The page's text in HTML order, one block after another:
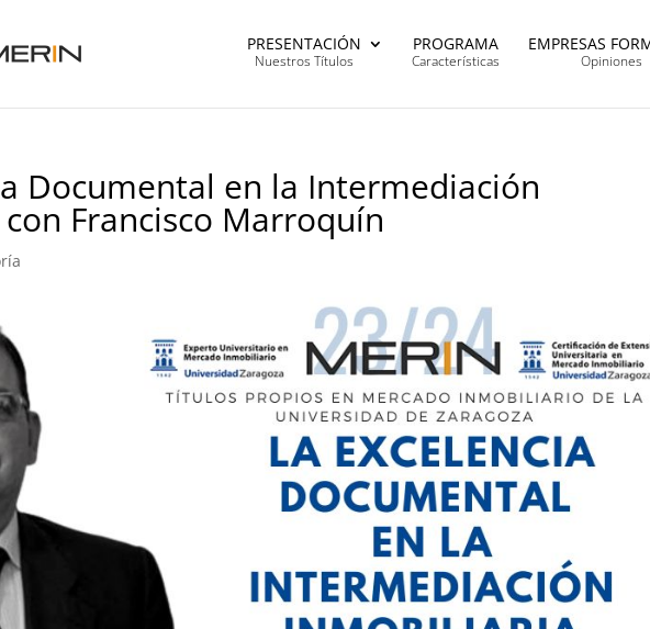
PRESENTACIÓN
Nuestros Títulos
PROGRAMA
Características
EMPRESAS
Opiniones
Documental en la Intermediación
Francisco Marroquín